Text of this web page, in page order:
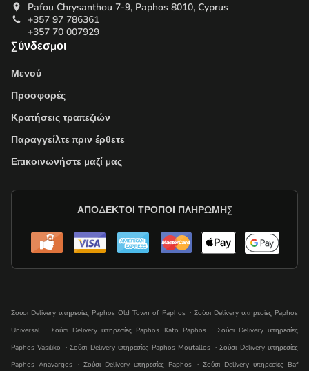
Pafou Chrysanthou 7-9, Paphos 8010, Cyprus
+357 97 786361
+357 70 007929
Σύνδεσμοι
Μενού
Προσφορές
Κρατήσεις τραπεζιών
Παραγγείλτε πριν έρθετε
Επικοινωνήστε μαζί μας
ΑΠΟΔΕΚΤΟΊ ΤΡΌΠΟΙ ΠΛΗΡΩΜΉΣ
Ʃούσι Delivery υπηρεσίες Paphos Old Town of Paphos . Ʃούσι Delivery υπηρεσίες Paphos
Universal . Ʃούσι Delivery υπηρεσίες Paphos Kato Paphos . Ʃούσι Delivery υπηρεσίες
Paphos Vasiliko . Ʃούσι Delivery υπηρεσίες Paphos Moutallos . Ʃούσι Delivery υπηρεσίες
Paphos Anavargos . Ʃούσι Delivery υπηρεσίες Paphos . Ʃούσι Delivery υπηρεσίες Baf